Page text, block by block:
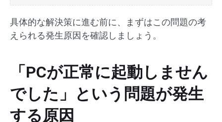
具体的な解決策に進む前に、まずはこの問題の考
えられる発生原因を確認しましょう。
「PCが正常に起動しません
でした」という問題が発生
する原因